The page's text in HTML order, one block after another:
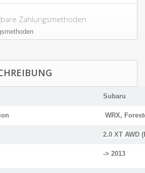
Zahlungsmethoden
Subaru
WRX,
2.0 XT AWD
-> 2013